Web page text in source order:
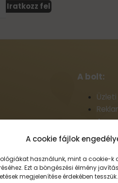
A cookie fájlok
használunk, mint a cookie-k
Ezt a böngészési élmény
megjelenítése érdekében
Iratkozz fel
A bolt:
A